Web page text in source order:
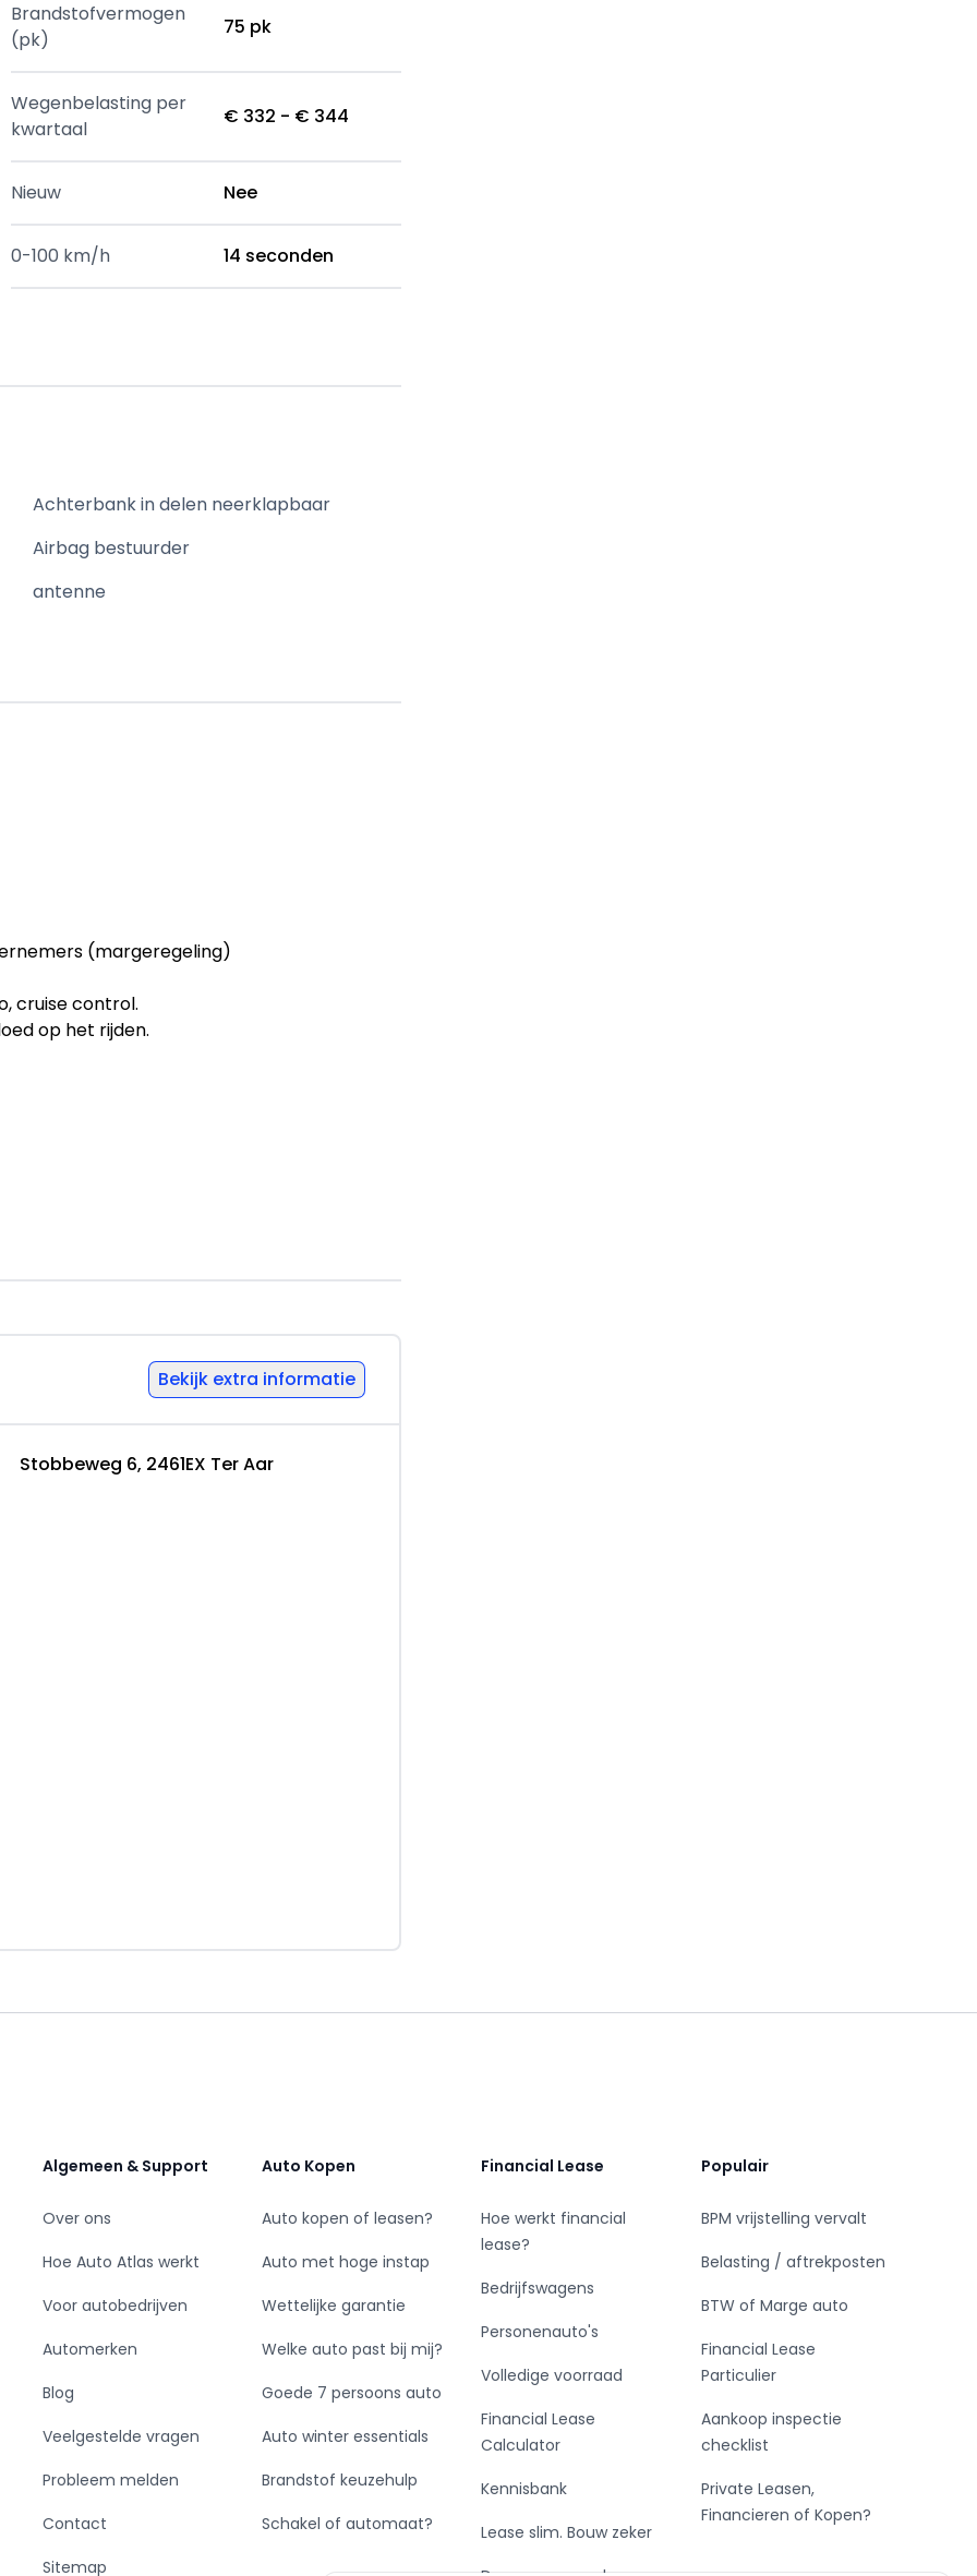
Brandstofvermogen
(pk)
75 pk
Wegenbelasting per
kwartaal
€ 332 - € 344
Nieuw Nee
0-100 km/h 14 seconden
Achterbank in delen neerklapbaar
Airbag bestuurder
antenne
(margeregeling)
cruise control.
op het rijden.
of servicekosten. Ook kunnen wij
nemen alvorens u onze showroom bezoekt.
Bekijk extra informatie
Stobbeweg 6, 2461EX Ter Aar
Algemeen & Support
Over ons
Hoe Auto Atlas werkt
Voor autobedrijven
Automerken
Blog
Veelgestelde vragen
Probleem melden
Contact
Sitemap
Auto Kopen
Auto kopen of leasen?
Auto met hoge instap
Wettelijke garantie
Welke auto past bij mij?
Goede 7 persoons auto
Auto winter essentials
Brandstof keuzehulp
Schakel of automaat?
Financial Lease
Hoe werkt financial
lease?
Bedrijfswagens
Personenauto's
Volledige voorraad
Financial Lease
Calculator
Kennisbank
Lease slim. Bouw zeker
Populair
BPM vrijstelling vervalt
Belasting / aftrekposten
BTW of Marge auto
Financial Lease
Particulier
Aankoop inspectie
checklist
Private Leasen,
Financieren of Kopen?